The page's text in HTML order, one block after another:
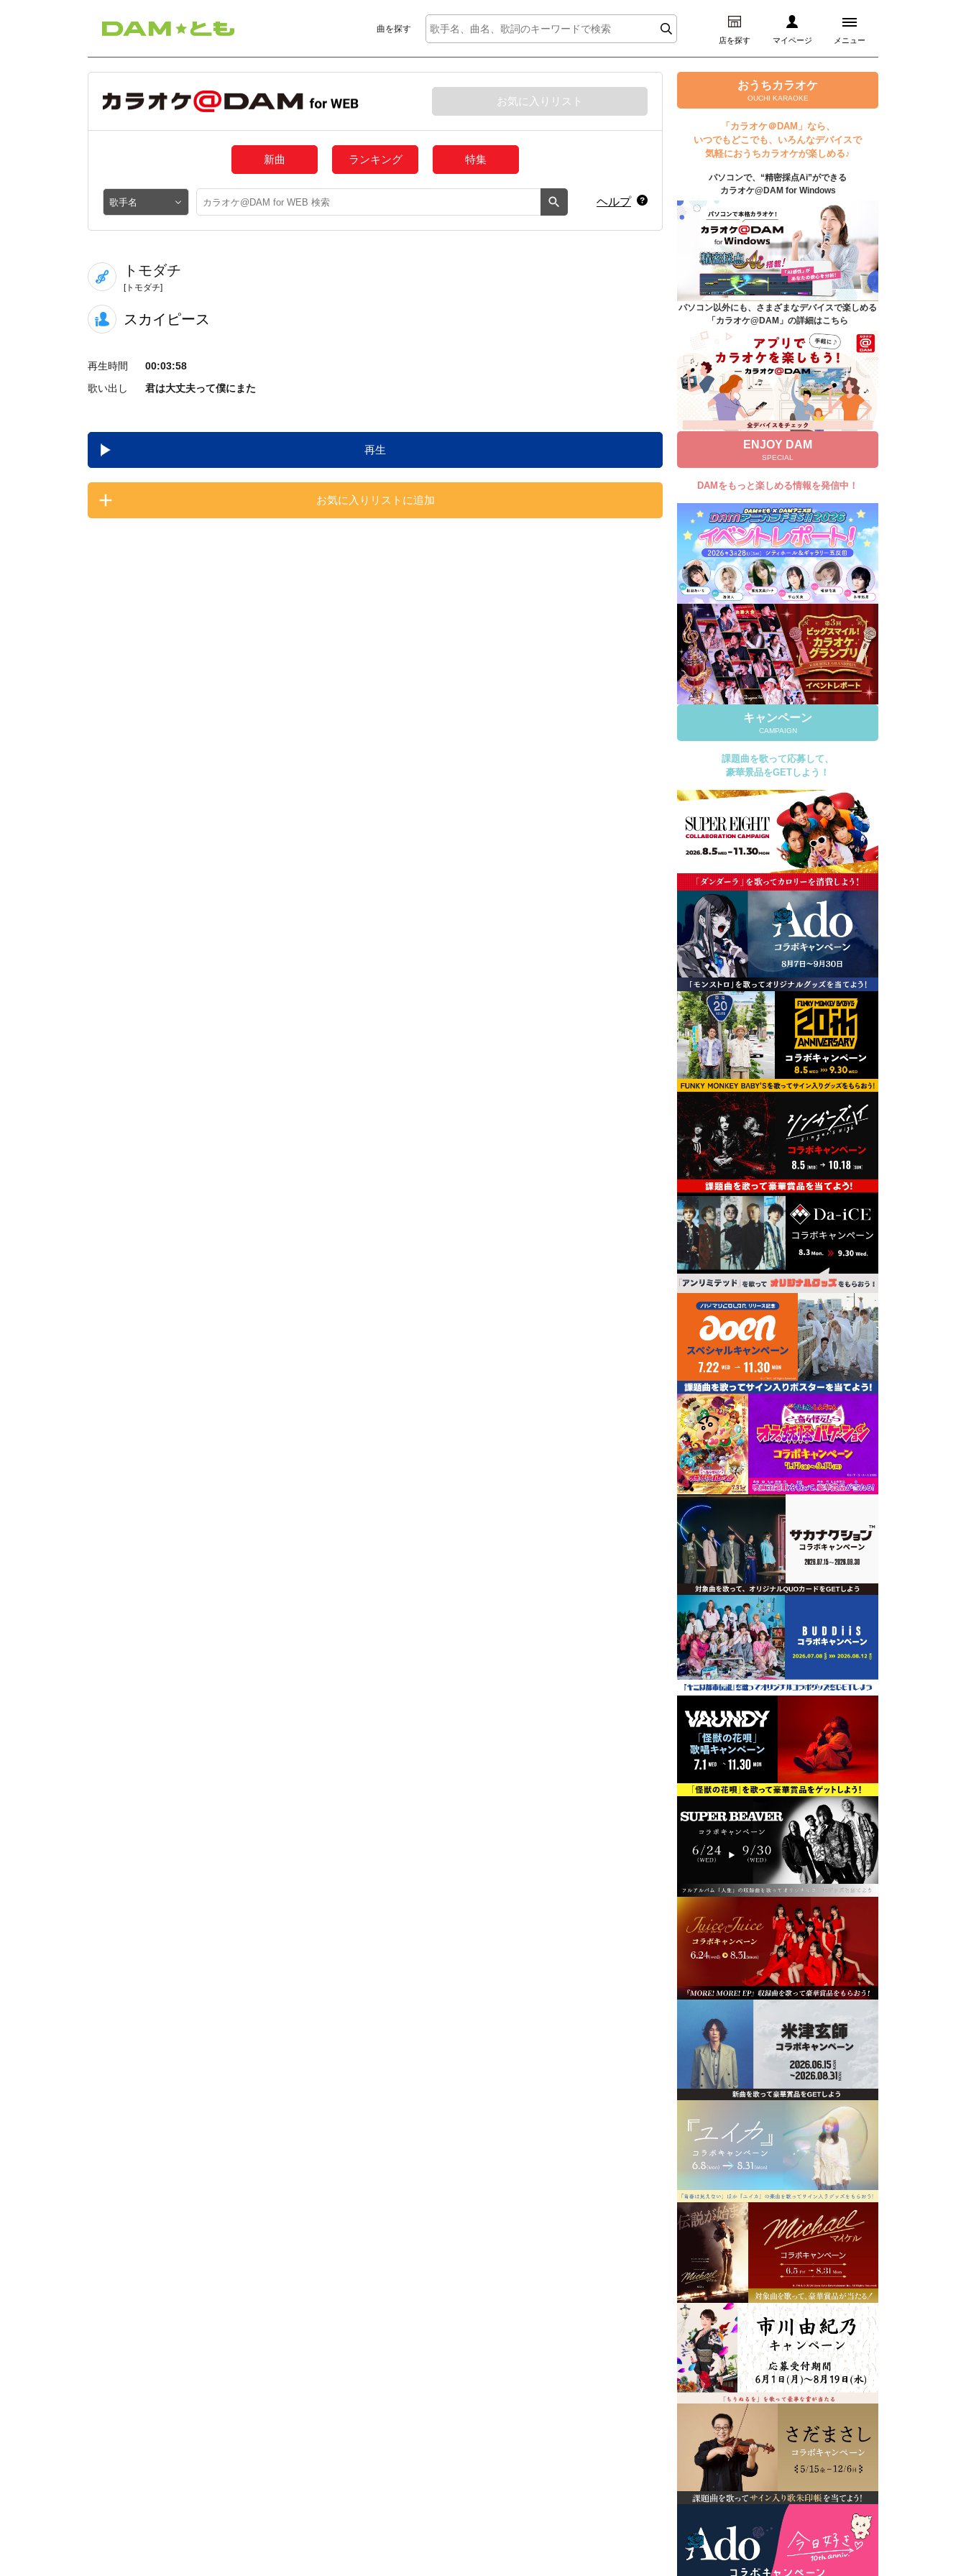
曲を探す
店を探す マイページ メニュー
ログイン
マイページ
プレミアムサービス
DAM★とも動画
DAM★とも録音
カラオケ＠DAM
ユーザー検索
キャンペーン
よくあるご質問
DAMの新曲・ランキングなど
カラオケ最新情報をチェック！
自宅でカラオケ歌い放題！
家族や友達と一緒に！練習にも！
お気に入りリスト
新曲 ランキング 特集
ヘルプ
トモダチ
[トモダチ]
スカイピース
再生時間
00:03:58
歌い出し
君は大丈夫って僕にまた
再生
お気に入りリストに追加
おうちカラオケ
OUCHI KARAOKE
「カラオケ＠DAM」なら、
いつでもどこでも、いろんなデバイスで
気軽におうちカラオケが楽しめる♪
パソコンで、“精密採点Ai”ができる
カラオケ@DAM for Windows
パソコン以外にも、さまざまなデバイスで楽しめる
「カラオケ@DAM」の詳細はこちら
ENJOY DAM
SPECIAL
DAMをもっと楽しめる情報を発信中！
キャンペーン
CAMPAIGN
課題曲を歌って応募して、
豪華景品をGETしよう！